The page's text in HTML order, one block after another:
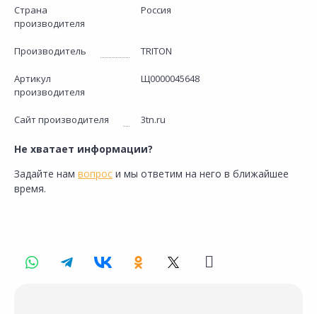
Страна
производителя
Россия
Производитель TRITON
Артикул
производителя
Щ0000045648
Сайт производителя 3tn.ru
Не хватает информации?
Задайте нам вопрос и мы ответим на него в ближайшее
время.